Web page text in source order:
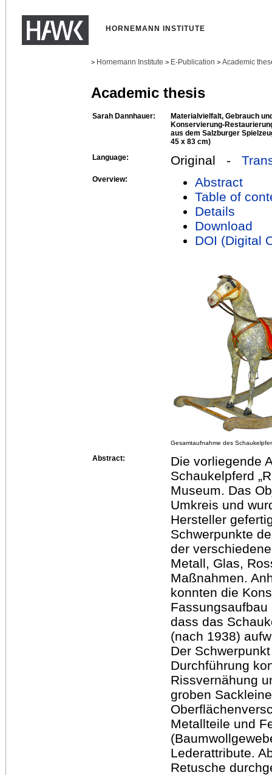
HORNEMANN INSTITUTE
> Hornemann Institute > E-Publication > Academic
Academic thesis
Sarah Dannhauer:
Materialvielfalt, Gebrauch
Konservierung-
aus dem Salzburger
45 x 83 cm)
Language:
Original -
Overview:
Abstract
Table of
Details
Download
DOI (Digital
Gesamtaufnahme des
Abstract:
Die vorliegende
Schaukelpferd
Museum. Das
Umkreis und
Hersteller
Schwerpunkte
der
Metall, Glas,
Maßnahmen.
konnten die
dass das
(nach 1938)
Der
Durchführung
Rissvernähung
groben
Metallteile und
Lederattribute.
Retusche